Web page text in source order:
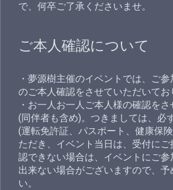
で、何卒ご了承くださいませ。
ご本人確認について
・夢源樹主催のイベントでは、ご
のご本人確認をさせていただいてお
・お一人お一人ご本人様の確認を
(同伴者も含め)。つきましては、必
(運転免許証、パスポート、健康保
ただき、イベント当日は、受付に
認できない場合は、イベントにご
出来ない場合がございますので、予
い。